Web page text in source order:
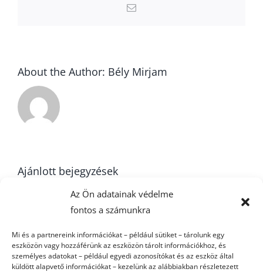
Az Ön adatainak védelme
fontos a számunkra
Mi és a partnereink információkat – például sütiket – tárolunk egy
eszközön vagy hozzáférünk az eszközön tárolt információkhoz, és
személyes adatokat – például egyedi azonosítókat és az eszköz által
küldött alapvető információkat – kezelünk az alábbiakban részletezett
Email:
About the Author: Bély Mirjam
Ajánlott bejegyzések
U16
22. forduló –
FU20